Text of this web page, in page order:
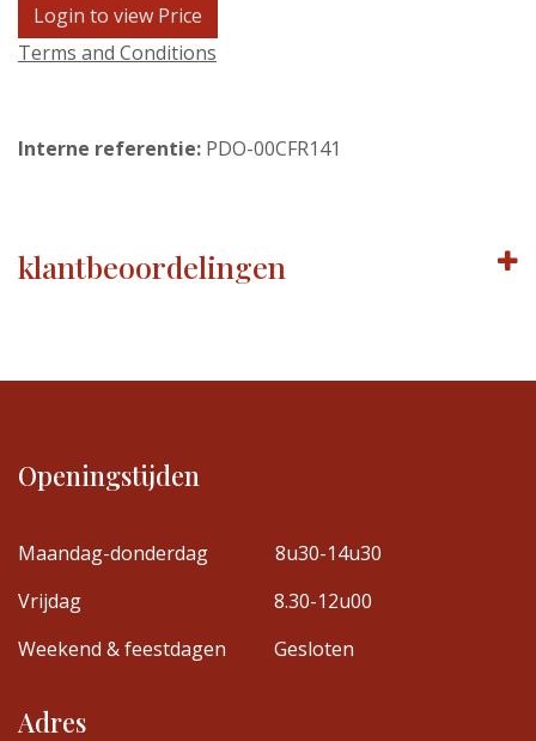
Login to view Price
Terms and Conditions
Interne referentie: PDO-00CFR141
klantbeoordelingen
Openingstijden
Maandag-donderdag
8u30-14u30
Vrijdag
8.30-12u00
Weekend & feestdagen
Gesloten
Adres